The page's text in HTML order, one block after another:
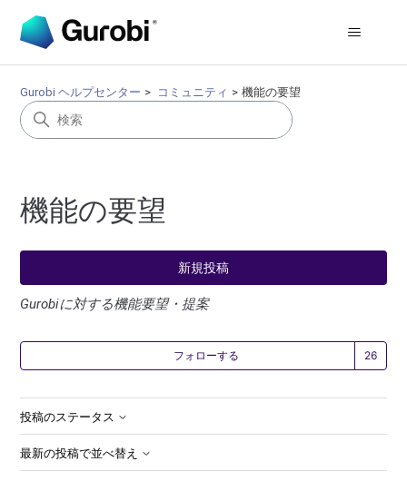
Gurobi ヘルプセンター コミュニティ 機能の要望
機能の要望
新規投稿
Gurobiに対する機能要望・提案
フォローする
投稿のステータス
最新の投稿で並べ替え